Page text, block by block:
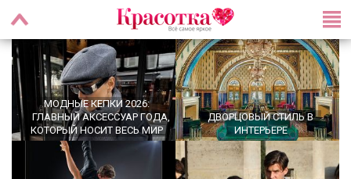
МОДНЫЕ КЕПКИ 2026:
ГЛАВНЫЙ АКСЕССУАР ГОДА,
КОТОРЫЙ НОСИТ ВЕСЬ МИР
ДВОРЦОВЫЙ СТИЛЬ В
ИНТЕРЬЕРЕ